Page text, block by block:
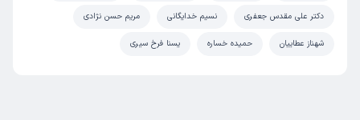
دکتر علی مقدس جعفری نسیم خدایگانی مریم حسن نژادی
شهناز عطاییان حمیده خساره یسنا فرخ سیری